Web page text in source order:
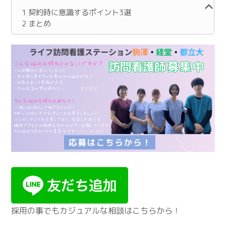
1 契約時に意識するポイント3選
2 まとめ
採用の事でもカジュアルな相談はこちらから！